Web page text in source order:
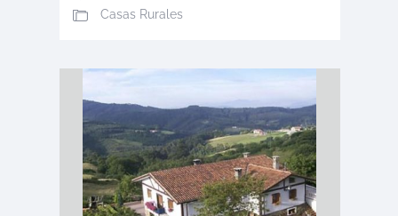
Casas Rurales